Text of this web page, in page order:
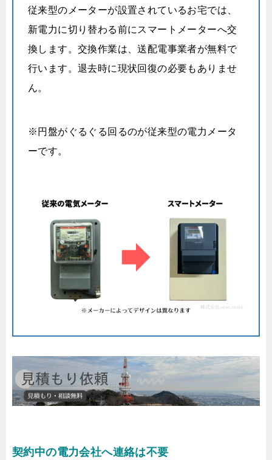
従来型のメーターが設置されているお宅では、
新電力に切り替わる前にスマートメーターへ交
換します。交換作業は、送配電事業者が無料で
行います。退去時に現状回復の必要もありませ
ん。
※円盤がぐるぐる回るのが従来型の電力メータ
ーです。
契約中の電力会社へ連絡は不要